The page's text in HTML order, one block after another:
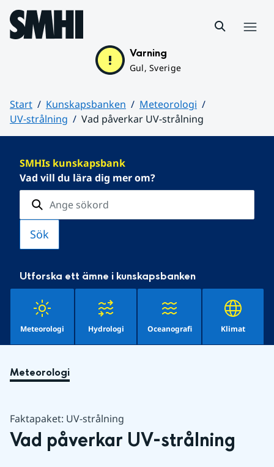
Hoppa till sidans innehåll
Varning
Gul, Sverige
Start Kunskapsbanken
Meteorologi
UV-strålning
Vad påverkar UV-strålning
SMHIs kunskapsbank
Vad vill du lära dig mer om?
Utforska ett ämne i kunskapsbanken
Meteorologi Hydrologi Oceanografi Klimat
Meteorologi
Faktapaket: UV-strålning
Vad påverkar UV-strålning